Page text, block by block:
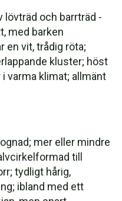
lövträd och barrträd -
med barken
en vit, trådig röta;
kluster; höst
varma klimat; allmänt
mer eller mindre
till
tydligt hårig,
ibland med ett